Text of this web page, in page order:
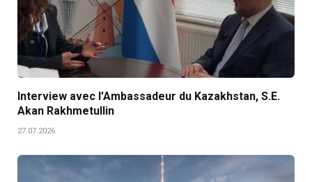
Interview avec l’Ambassadeur du Kazakhstan, S.E.
Akan Rakhmetullin
27.07.2026